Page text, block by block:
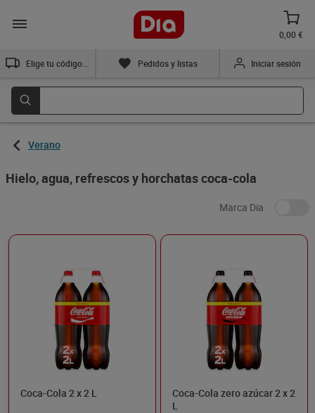
0,00 €
Pedidos y listas Iniciar sesión
Verano
Hielo, agua, refrescos y horchatas coca-cola
Marca Dia
Coca-Cola 2 x 2 L
Coca-Cola zero azúcar 2 x 2
L